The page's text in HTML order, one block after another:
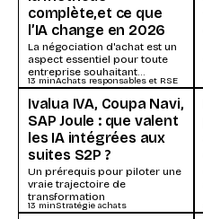
complète,et ce que
l’IA change en 2026
La négociation d'achat est un
aspect essentiel pour toute
entreprise souhaitant
optimiser ses acquisitions de
biens et services. Pour
exceller dans cet art,
une formation spécialisée en
négociation d'achat est
indispensable.
13 minAchats responsables et RSE
Ivalua IVA, Coupa Navi,
SAP Joule : que valent
les IA intégrées aux
suites S2P ?
Un prérequis pour piloter une
vraie trajectoire de
transformation
13 minStratégie achats